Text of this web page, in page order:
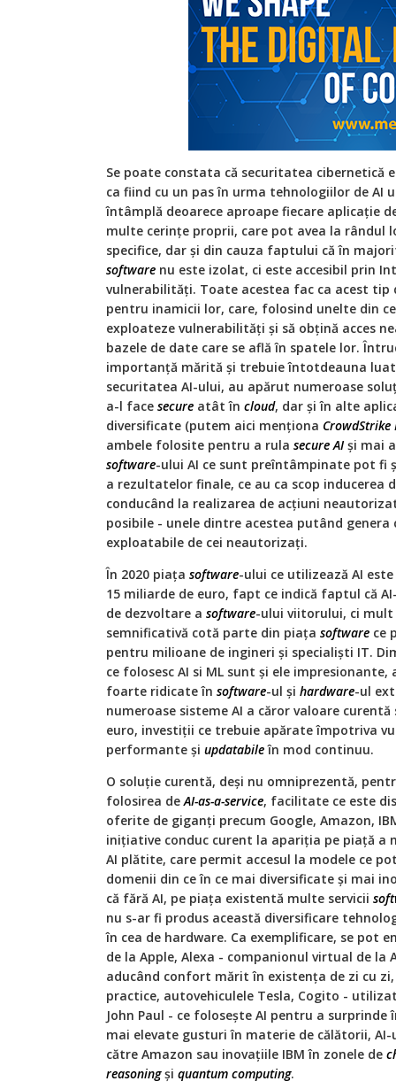
Se poate constata că securitatea cibernetică
ca fiind cu un pas în urma tehnologiilor de AI
întâmplă deoarece aproape fiecare aplicaţie
multe cerinţe proprii, care pot avea la rândul
specifice, dar și din cauza faptului că în
software nu este izolat, ci este accesibil prin
vulnerabilităţi. Toate acestea fac ca acest tip
pentru inamicii lor, care, folosind unelte din
exploateze vulnerabilităţi și să obţină acces
bazele de date care se află în spatele lor.
importanţă mărită și trebuie întotdeauna
securitatea AI-ului, au apărut numeroase
a-l face secure atât în cloud, dar și în alte
diversificate (putem aici menţiona CrowdStrike
ambele folosite pentru a rula secure AIși mai
software-ului AI ce sunt preîntâmpinate pot fi
a rezultatelor finale, ce au ca scop inducerea
conducând la realizarea de acţiuni
posibile - unele dintre acestea putând
exploatabile de cei neautorizaţi.
În 2020 piaţa software-ului ce utilizează AI
15 miliarde de euro, fapt ce indică faptul că
de dezvoltare a software-ului viitorului, ci
semnificativă cotă parte din piaţa software ce
pentru milioane de ingineri și specialiști IT.
ce folosesc AI si ML sunt și ele
foarte ridicate în software-ul și hardware-ul
numeroase sisteme AI a căror valoare
euro, investiţii ce trebuie apărate împotriva
performante și updatabileîn mod continuu.
O soluţie curentă, deși nu omniprezentă,
folosirea deAI-as-a-service, facilitate ce este
oferite de giganţi precum Google, Amazon,
iniţiative conduc curent la apariţia pe piaţă a
AI plătite, care permit accesul la modele ce
domenii din ce în ce mai diversificate și mai
că fără AI, pe piaţa existentă multe servicii
nu s-ar fi produs această diversificare
în cea de hardware. Ca exemplificare, se pot
de la Apple, Alexa - companionul virtual de la
aducând confort mărit în existenţa de zi cu
practice, autovehiculele Tesla, Cogito -
John Paul - ce folosește AI pentru a
mai elevate gusturi în materie de călătorii,
către Amazon sau inovaţiile IBM în zonele de
reasoningși quantum computing.